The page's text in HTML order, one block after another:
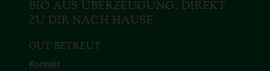
BIO AUS ÜBERZEUGUNG, DIREKT
ZU DIR NACH HAUSE
GUT BETREUT
Kontakt